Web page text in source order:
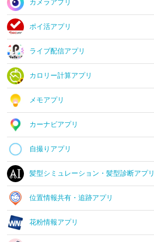
カメラアプリ
ポイ活アプリ
ライブ配信アプリ
カロリー計算アプリ
メモアプリ
カーナビアプリ
自撮りアプリ
髪型シミュレーション・髪型診断アプリ
位置情報共有・追跡アプリ
花粉情報アプリ